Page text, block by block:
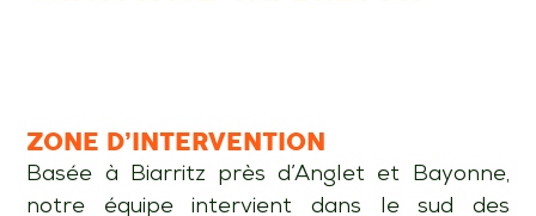
ZONE D’INTERVENTION
Basée à Biarritz près d’Anglet et Bayonne,
notre équipe intervient dans le sud des